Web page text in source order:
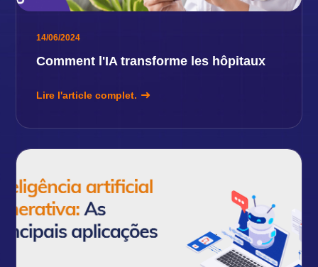
14/06/2024
Comment l'IA transforme les hôpitaux
Lire l'article complet.